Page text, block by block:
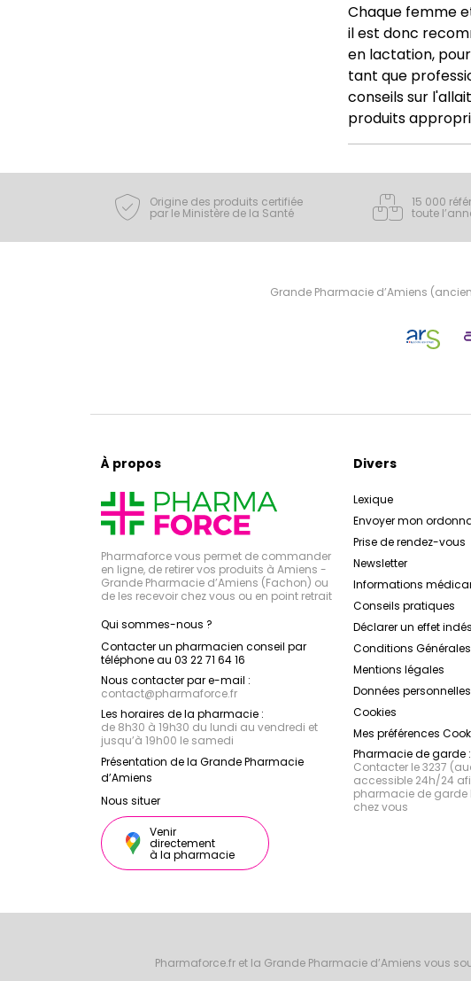
Chaque femme
il est donc
en lactation,
tant que
conseils sur
produits
Origine des produits certifiée
par le Ministère de la Santé
15 000
toute
Grande Pharmacie d’Amiens
À propos
Pharmaforce vous permet de commander
en ligne, de retirer vos produits à Amiens -
Grande Pharmacie d’Amiens (Fachon) ou
de les recevoir chez vous ou en point retrait
Qui sommes-nous ?
Contacter un pharmacien conseil par
téléphone au 03 22 71 64 16
Nous contacter par e-mail :
contact@pharmaforce.fr
Les horaires de la pharmacie :
de 8h30 à 19h30 du lundi au vendredi et
jusqu’à 19h00 le samedi
Présentation de la Grande Pharmacie
d’Amiens
Nous situer
Venir
directement
à la pharmacie
Divers
Lexique
Envoyer mon
Prise de rendez-vous
Newsletter
Informations
Conseils pratiques
Déclarer un effet
Conditions
Mentions légales
Données personnelles
Cookies
Mes préférences
Pharmacie de garde :
Contacter le 3237
accessible 24h/24
pharmacie de garde
chez vous
Pharmaforce.fr et la Grande Pharmacie d’Amiens vous